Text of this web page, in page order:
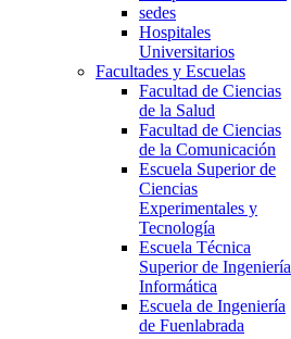
sedes
Hospitales
Universitarios
Facultades y Escuelas
Facultad de Ciencias
de la Salud
Facultad de Ciencias
de la Comunicación
Escuela Superior de
Ciencias
Experimentales y
Tecnología
Escuela Técnica
Superior de Ingeniería
Informática
Escuela de Ingeniería
de Fuenlabrada